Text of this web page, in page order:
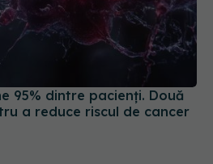
95% dintre pacienți. Două
a reduce riscul de cancer